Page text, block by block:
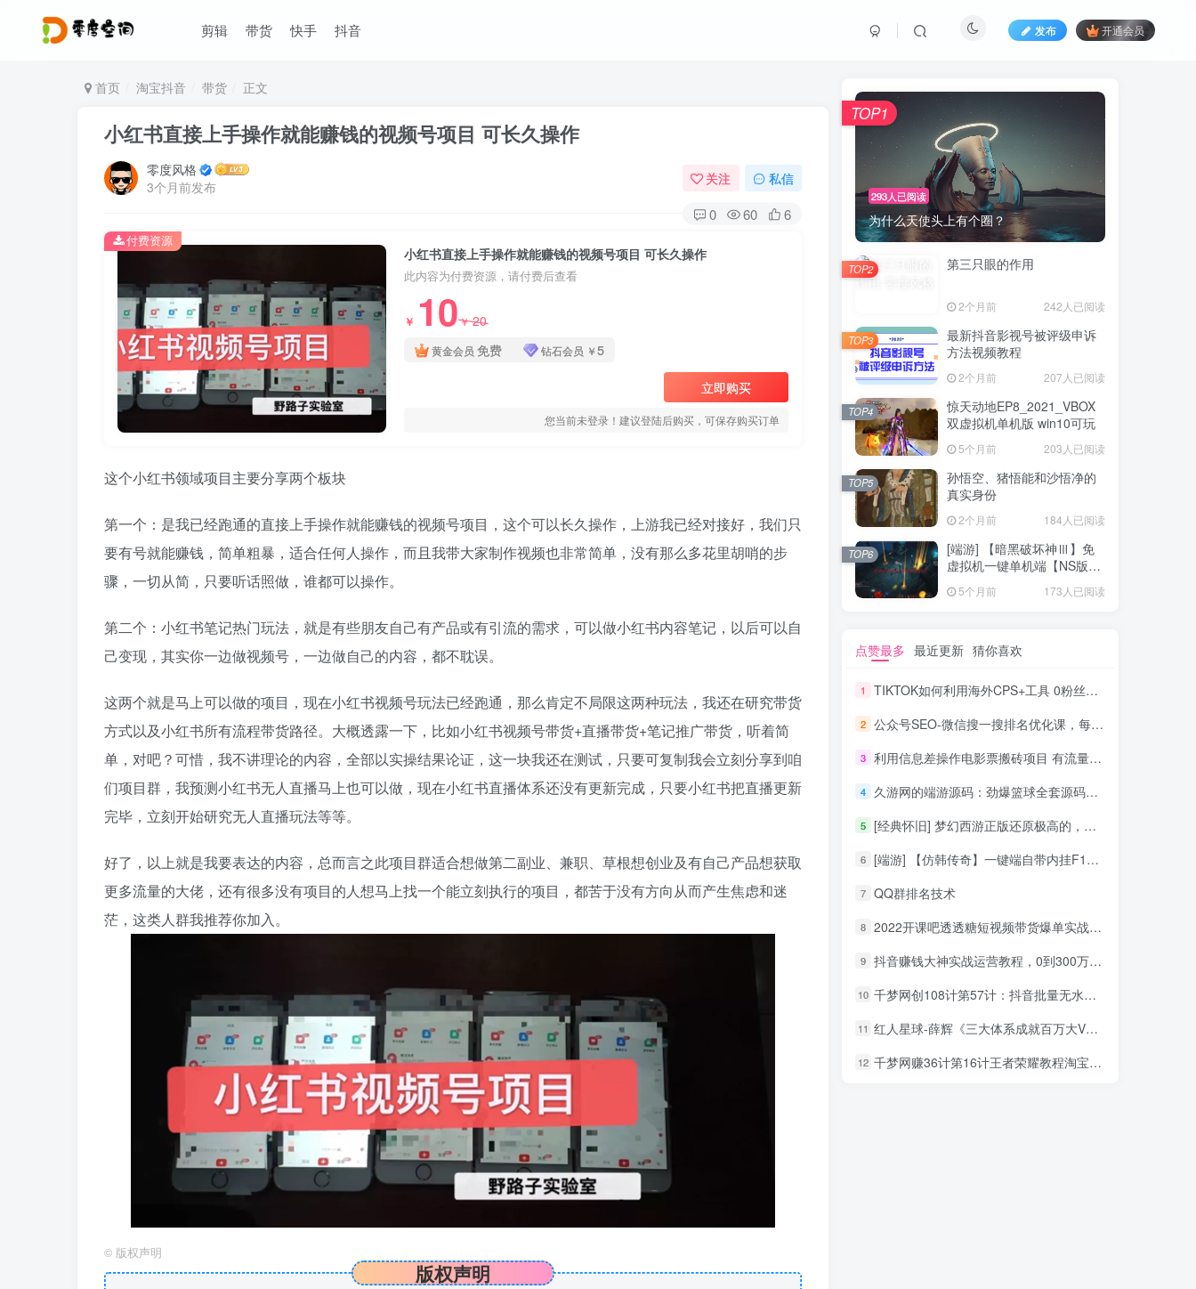
剪辑 带货 快手 抖音 发布 开通会员
首页 淘宝抖音 带货 正文
小红书直接上手操作就能赚钱的视频号项目 可长久操作
零度风格
3个月前发布
关注 私信
0 60 6
小红书直接上手操作就能赚钱的视频号项目 可长久操作
此内容为付费资源，请付费后查看
￥ 10￥20
黄金会员 免费 钻石会员 ￥5
立即购买
您当前未登录！建议登陆后购买，可保存购买订单
付费资源
这个小红书领域项目主要分享两个板块
第一个：是我已经跑通的直接上手操作就能赚钱的视频号项目，这个可以长久操作，上游我已经对接好，我们只
要有号就能赚钱，简单粗暴，适合任何人操作，而且我带大家制作视频也非常简单，没有那么多花里胡哨的步
骤，一切从简，只要听话照做，谁都可以操作。
第二个：小红书笔记热门玩法，就是有些朋友自己有产品或有引流的需求，可以做小红书内容笔记，以后可以自
己变现，其实你一边做视频号，一边做自己的内容，都不耽误。
这两个就是马上可以做的项目，现在小红书视频号玩法已经跑通，那么肯定不局限这两种玩法，我还在研究带货
方式以及小红书所有流程带货路径。大概透露一下，比如小红书视频号带货+直播带货+笔记推广带货，听着简
单，对吧？可惜，我不讲理论的内容，全部以实操结果论证，这一块我还在测试，只要可复制我会立刻分享到咱
们项目群，我预测小红书无人直播马上也可以做，现在小红书直播体系还没有更新完成，只要小红书把直播更新
完毕，立刻开始研究无人直播玩法等等。
好了，以上就是我要表达的内容，总而言之此项目群适合想做第二副业、兼职、草根想创业及有自己产品想获取
更多流量的大佬，还有很多没有项目的人想马上找一个能立刻执行的项目，都苦于没有方向从而产生焦虑和迷
茫，这类人群我推荐你加入。
© 版权声明
版权声明
293人已阅读
为什么天使头上有个圈？
TOP1
第三只眼的作用
2个月前 242人已阅读
TOP2
最新抖音影视号被评级申诉
方法视频教程
2个月前 207人已阅读
TOP3
惊天动地EP8_2021_VBOX
双虚拟机单机版 win10可玩
5个月前 203人已阅读
TOP4
孙悟空、猪悟能和沙悟净的
真实身份
2个月前 184人已阅读
TOP5
[端游] 【暗黑破坏神Ⅲ】免
虚拟机一键单机端【NS版
5个月前 173人已阅读
TOP6
点赞最多 最近更新 猜你喜欢
1 TIKTOK如何利用海外CPS+工具 0粉丝轻松变现月入过万
2 公众号SEO-微信搜一搜排名优化课，每日被动精准引流上百
3 利用信息差操作电影票搬砖项目 有流量即可轻松月赚1W+
4 久游网的端游源码：劲爆篮球全套源码资源
5 [经典怀旧] 梦幻西游正版还原极高的，有GM工具和新手攻略+教程文件
6 [端游] 【仿韩传奇】一键端自带内挂F12，武器精练、装备觉醒升华
7 QQ群排名技术
8 2022开课吧透透糖短视频带货爆单实战营，一部手机就能快速稳定变现！
9 抖音赚钱大神实战运营教程，0到300万实操全流程教学，抖音独家变现模式
10 千梦网创108计第57计：抖音批量无水印解析消重技术，十分钟搬运1000+
11 红人星球-薛辉《三大体系成就百万大V》7天线上直播课程
12 千梦网赚36计第16计王者荣耀教程淘宝无版权售卖，每天躺赚50~100